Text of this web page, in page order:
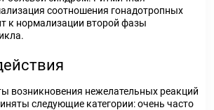
соотношения гонадотропных
к нормализации второй фазы
возникновения нежелательных реакций
следующие категории: очень часто